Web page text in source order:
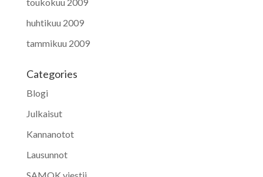
huhtikuu 2009
tammikuu 2009
Categories
Blogi
Julkaisut
Kannanotot
Lausunnot
SAMOK viestii